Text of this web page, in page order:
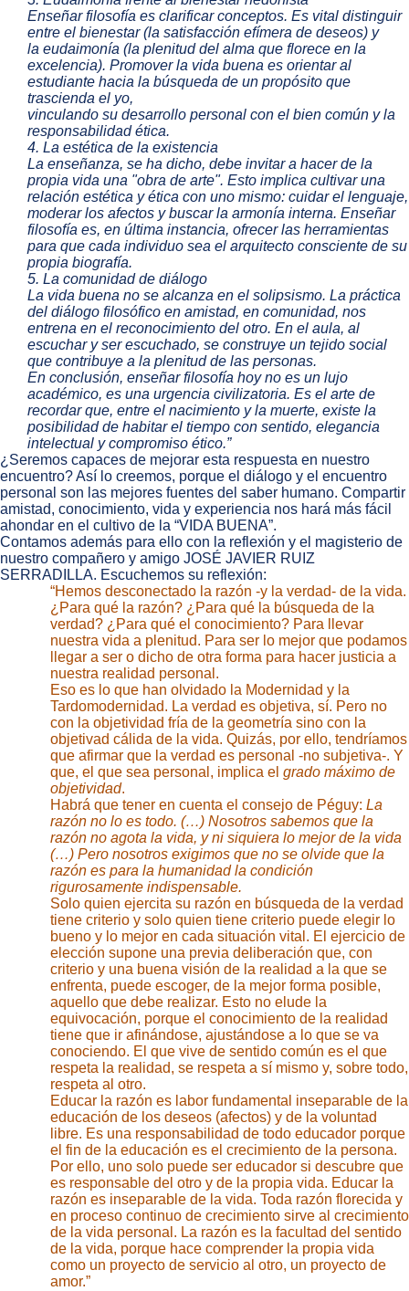
Enseñar filosofía es clarificar conceptos. Es vital distinguir
entre el bienestar (la satisfacción efímera de deseos) y
la eudaimonía (la plenitud del alma que florece en la
excelencia). Promover la vida buena es orientar al
estudiante hacia la búsqueda de un propósito que
trascienda el yo,
vinculando su desarrollo personal con el bien común y la
responsabilidad ética.
4. La estética de la existencia
La enseñanza, se ha dicho, debe invitar a hacer de la
propia vida una "obra de arte". Esto implica cultivar una
relación estética y ética con uno mismo: cuidar el lenguaje,
moderar los afectos y buscar la armonía interna. Enseñar
filosofía es, en última instancia, ofrecer las herramientas
para que cada individuo sea el arquitecto consciente de su
propia biografía.
5. La comunidad de diálogo
La vida buena no se alcanza en el solipsismo. La práctica
del diálogo filosófico en amistad, en comunidad, nos
entrena en el reconocimiento del otro. En el aula, al
escuchar y ser escuchado, se construye un tejido social
que contribuye a la plenitud de las personas.
En conclusión, enseñar filosofía hoy no es un lujo
académico, es una urgencia civilizatoria. Es el arte de
recordar que, entre el nacimiento y la muerte, existe la
posibilidad de habitar el tiempo con sentido, elegancia
intelectual y compromiso ético.”
¿Seremos capaces de mejorar esta respuesta en nuestro
encuentro? Así lo creemos, porque el diálogo y el encuentro
personal son las mejores fuentes del saber humano. Compartir
amistad, conocimiento, vida y experiencia nos hará más fácil
ahondar en el cultivo de la “VIDA BUENA”.
Contamos además para ello con la reflexión y el magisterio de
nuestro compañero y amigo JOSÉ JAVIER RUIZ
SERRADILLA. Escuchemos su reflexión:
“Hemos desconectado la razón -y la verdad- de la vida.
¿Para qué la razón? ¿Para qué la búsqueda de la
verdad? ¿Para qué el conocimiento? Para llevar
nuestra vida a plenitud. Para ser lo mejor que podamos
llegar a ser o dicho de otra forma para hacer justicia a
nuestra realidad personal.
Eso es lo que han olvidado la Modernidad y la
Tardomodernidad. La verdad es objetiva, sí. Pero no
con la objetividad fría de la geometría sino con la
objetivad cálida de la vida. Quizás, por ello, tendríamos
que afirmar que la verdad es personal -no subjetiva-. Y
que, el que sea personal, implica el grado máximo de
objetividad.
Habrá que tener en cuenta el consejo de Péguy: La
razón no lo es todo. (…) Nosotros sabemos que la
razón no agota la vida, y ni siquiera lo mejor de la vida
(…) Pero nosotros exigimos que no se olvide que la
razón es para la humanidad la condición
rigurosamente indispensable.
Solo quien ejercita su razón en búsqueda de la verdad
tiene criterio y solo quien tiene criterio puede elegir lo
bueno y lo mejor en cada situación vital. El ejercicio de
elección supone una previa deliberación que, con
criterio y una buena visión de la realidad a la que se
enfrenta, puede escoger, de la mejor forma posible,
aquello que debe realizar. Esto no elude la
equivocación, porque el conocimiento de la realidad
tiene que ir afinándose, ajustándose a lo que se va
conociendo. El que vive de sentido común es el que
respeta la realidad, se respeta a sí mismo y, sobre todo,
respeta al otro.
Educar la razón es labor fundamental inseparable de la
educación de los deseos (afectos) y de la voluntad
libre. Es una responsabilidad de todo educador porque
el fin de la educación es el crecimiento de la persona.
Por ello, uno solo puede ser educador si descubre que
es responsable del otro y de la propia vida. Educar la
razón es inseparable de la vida. Toda razón florecida y
en proceso continuo de crecimiento sirve al crecimiento
de la vida personal. La razón es la facultad del sentido
de la vida, porque hace comprender la propia vida
como un proyecto de servicio al otro, un proyecto de
amor.”